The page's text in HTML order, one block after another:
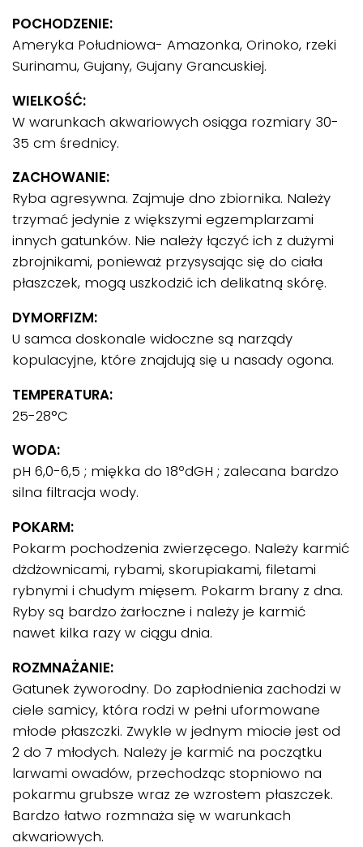
POCHODZENIE:
Ameryka Południowa- Amazonka, Orinoko, rzeki
Surinamu, Gujany, Gujany Grancuskiej.
WIELKOŚĆ:
W warunkach akwariowych osiąga rozmiary 30-
35 cm średnicy.
ZACHOWANIE:
Ryba agresywna. Zajmuje dno zbiornika. Należy
trzymać jedynie z większymi egzemplarzami
innych gatunków. Nie należy łączyć ich z dużymi
zbrojnikami, ponieważ przysysając się do ciała
płaszczek, mogą uszkodzić ich delikatną skórę.
DYMORFIZM:
U samca doskonale widoczne są narządy
kopulacyjne, które znajdują się u nasady ogona.
TEMPERATURA:
25-28°C
WODA:
pH 6,0-6,5 ; miękka do 18ºdGH ; zalecana bardzo
silna filtracja wody.
POKARM:
Pokarm pochodzenia zwierzęcego. Należy karmić
dżdżownicami, rybami, skorupiakami, filetami
rybnymi i chudym mięsem. Pokarm brany z dna.
Ryby są bardzo żarłoczne i należy je karmić
nawet kilka razy w ciągu dnia.
ROZMNAŻANIE:
Gatunek żyworodny. Do zapłodnienia zachodzi w
ciele samicy, która rodzi w pełni uformowane
młode płaszczki. Zwykle w jednym miocie jest od
2 do 7 młodych. Należy je karmić na początku
larwami owadów, przechodząc stopniowo na
pokarmu grubsze wraz ze wzrostem płaszczek.
Bardzo łatwo rozmnaża się w warunkach
akwariowych.